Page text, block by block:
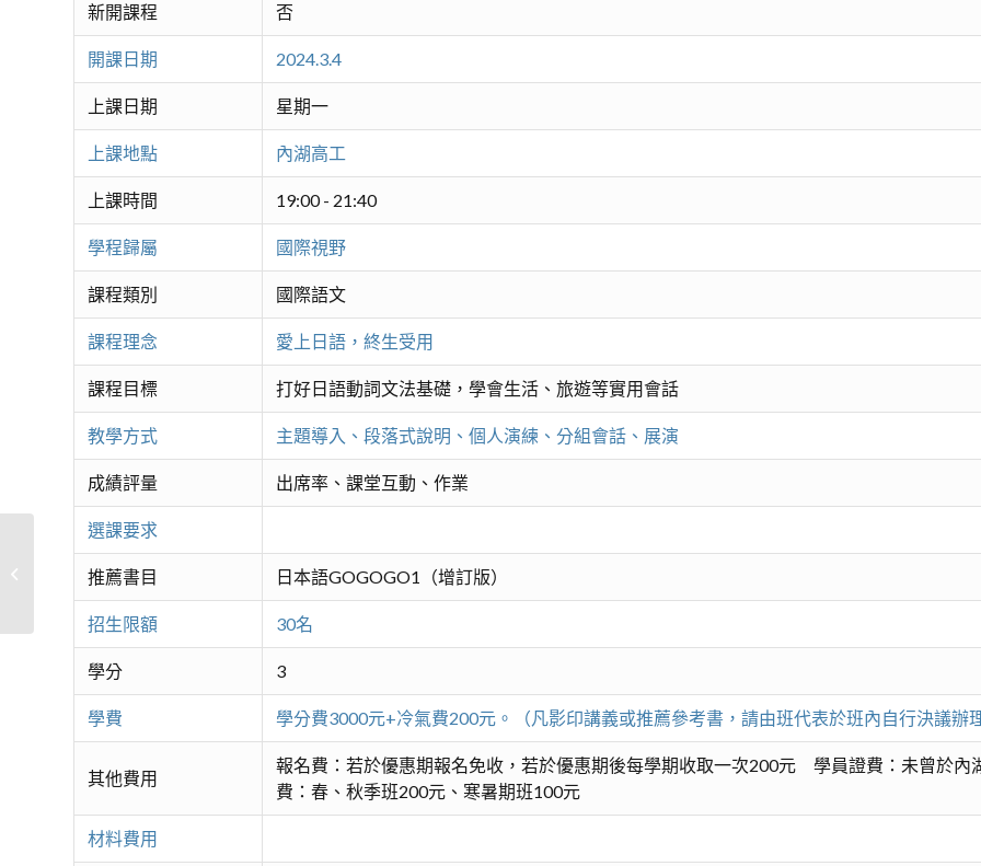
新開課程 否
開課日期 2024.3.4
上課日期 星期一
上課地點 內湖高工
上課時間 19:00 - 21:40
學程歸屬 國際視野
課程類別 國際語文
課程理念 愛上日語，終生受用
課程目標 打好日語動詞文法基礎，學會生活、旅遊等實用會話
教學方式 主題導入、段落式說明、個人演練、分組會話、展演
成績評量 出席率、課堂互動、作業
選課要求
推薦書目 日本語GOGOGO1（增訂版）
招生限額 30名
學分 3
學費 學分費3000元+冷氣費200元。（凡影印講義或推薦參考書，請由班代表於班內自行決議辦
其他費用
報名費：若於優惠期報名免收，若於優惠期後每學期收取一次200元 學員證費：未曾於內
費：春、秋季班200元、寒暑期班100元
材料費用
旅行日語輕鬆說3